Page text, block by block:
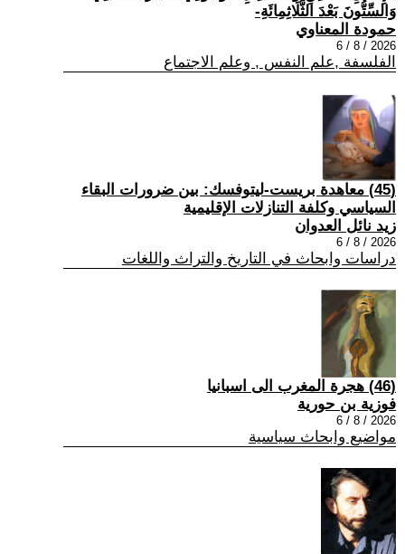
وَالسِّتُّونَ بَعْدَ الثَّلَاثِمِائَةِ-
حمودة المعناوي
2026 / 8 / 6
الفلسفة ,علم النفس , وعلم الاجتماع
(45) معاهدة بريست-ليتوفسك: بين ضرورات البقاء
السياسي وكلفة التنازلات الإقليمية
زيد نائل العدوان
2026 / 8 / 6
دراسات وابحاث في التاريخ والتراث واللغات
(46) هجرة المغرب الى اسبانيا
فوزية بن حورية
2026 / 8 / 6
مواضيع وابحاث سياسية